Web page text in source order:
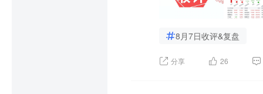
在具体配置上，AI产业
的超跌反弹机会，具体
品种，其价格在中长期需
8月7日收评&复盘
分享 26